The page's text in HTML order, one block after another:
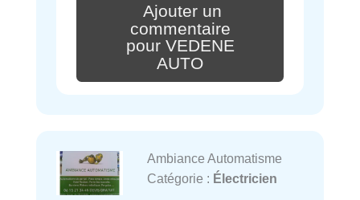
Ajouter un
commentaire
pour VEDENE
AUTO
Ambiance Automatisme
Catégorie : Électricien